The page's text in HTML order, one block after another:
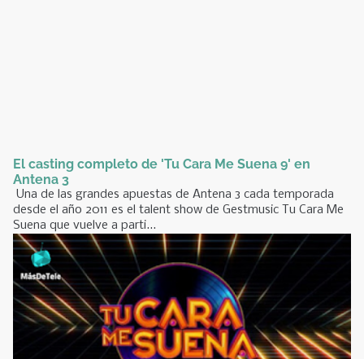
El casting completo de 'Tu Cara Me Suena 9' en
Antena 3
Una de las grandes apuestas de Antena 3 cada temporada
desde el año 2011 es el talent show de Gestmusic Tu Cara Me
Suena que vuelve a parti...